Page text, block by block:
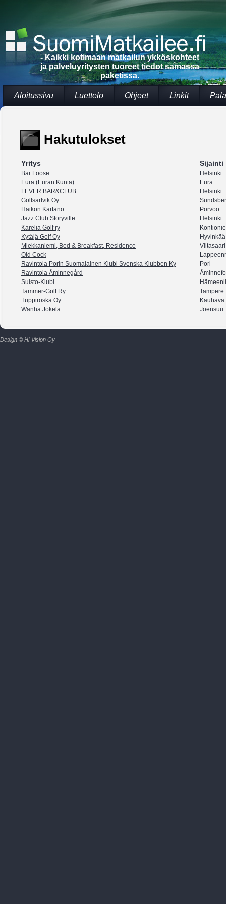
- Kaikki kotimaan matkailun ykköskohteet
ja palveluyritysten tuoreet tiedot samassa
paketissa.
Aloitussivu Luettelo Ohjeet Linkit
Hakutulokset
Yritys Sijainti
Bar Loose
Helsinki
Eura (Euran Kunta)
Eura
FEVER BAR&CLUB
Helsinki
Golfsarfvik Oy
Haikon Kartano
Porvoo
Jazz Club Storyville
Helsinki
Karelia Golf ry
Kytäjä Golf Oy
Hyvinkää
Miekkaniemi, Bed & Breakfast, Residence
Viitasaari
Old Cock
Ravintola Porin Suomalainen Klubi Svenska Klubben Ky
Pori
Ravintola Åminnegård
Suisto-Klubi
Tammer-Golf Ry
Tampere
Tuppiroska Oy
Kauhava
Wanha Jokela
Joensuu
Design © Hi-Vision Oy